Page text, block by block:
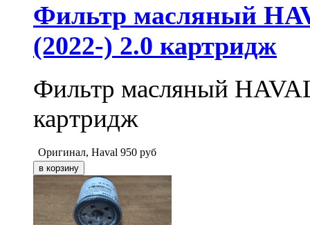
Фильтр масляный
(2022-) 2.0 картридж
Фильтр масляный
картридж
Оригинал, Haval 950 руб